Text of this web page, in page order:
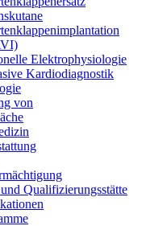
Elektrophysiologie
Kardiodiagnostik
von
Qualifizierungsstätte